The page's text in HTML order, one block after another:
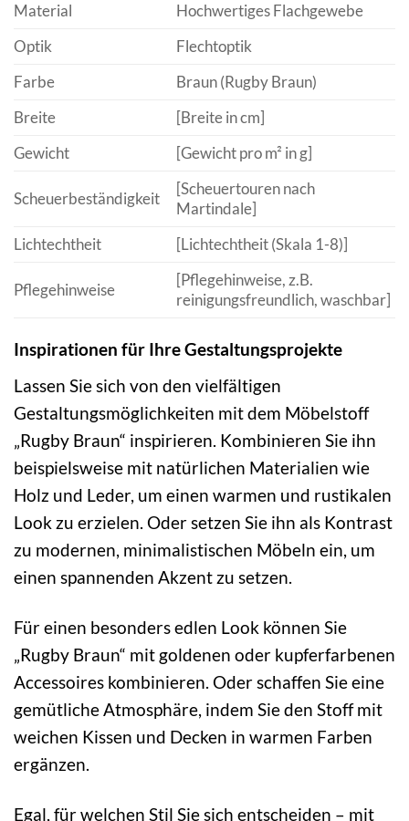
Material
Hochwertiges Flachgewebe
Optik
Flechtoptik
Farbe
Braun (Rugby Braun)
Breite
[Breite in cm]
Gewicht
[Gewicht pro m² in g]
Scheuerbeständigkeit
[Scheuertouren nach
Martindale]
Lichtechtheit
[Lichtechtheit (Skala 1-8)]
Pflegehinweise
[Pflegehinweise, z.B.
reinigungsfreundlich, waschbar]
Inspirationen für Ihre Gestaltungsprojekte
Lassen Sie sich von den vielfältigen
Gestaltungsmöglichkeiten mit dem Möbelstoff
„Rugby Braun“ inspirieren. Kombinieren Sie ihn
beispielsweise mit natürlichen Materialien wie
Holz und Leder, um einen warmen und rustikalen
Look zu erzielen. Oder setzen Sie ihn als Kontrast
zu modernen, minimalistischen Möbeln ein, um
einen spannenden Akzent zu setzen.
Für einen besonders edlen Look können Sie
„Rugby Braun“ mit goldenen oder kupferfarbenen
Accessoires kombinieren. Oder schaffen Sie eine
gemütliche Atmosphäre, indem Sie den Stoff mit
weichen Kissen und Decken in warmen Farben
ergänzen.
Egal, für welchen Stil Sie sich entscheiden – mit